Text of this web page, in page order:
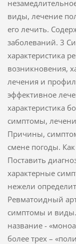
виды, лечение
его лечить.
заболеваний. 3
характеристика
возникновения,
лечения и
эффективное
характеристика
симптомы,
Причины,
смене погоды.
Поставить
характерные
нежели
Ревматоидный
симптомы и виды.
название -
более трех –